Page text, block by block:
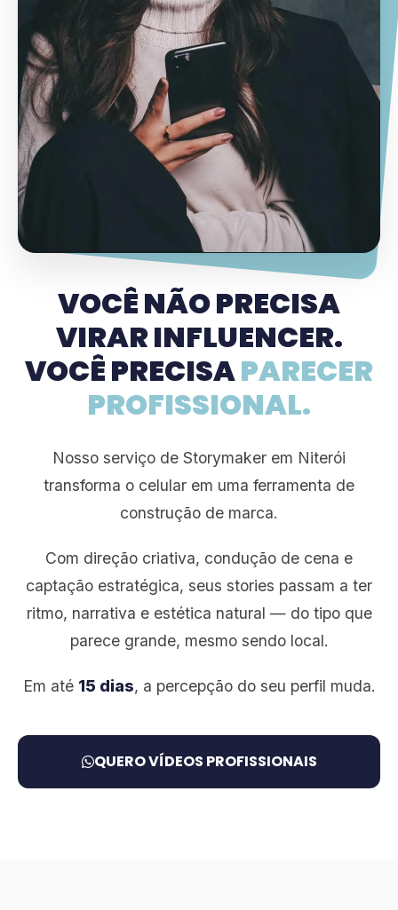
VOCÊ NÃO PRECISA
VIRAR INFLUENCER.
VOCÊ PRECISAPARECER
PROFISSIONAL.
Nosso serviço de Storymaker em Niterói
transforma o celular em uma ferramenta de
construção de marca.
Com direção criativa, condução de cena e
captação estratégica, seus stories passam a ter
ritmo, narrativa e estética natural — do tipo que
parece grande, mesmo sendo local.
Em até 15 dias, a percepção do seu perfil muda.
QUERO VÍDEOS PROFISSIONAIS